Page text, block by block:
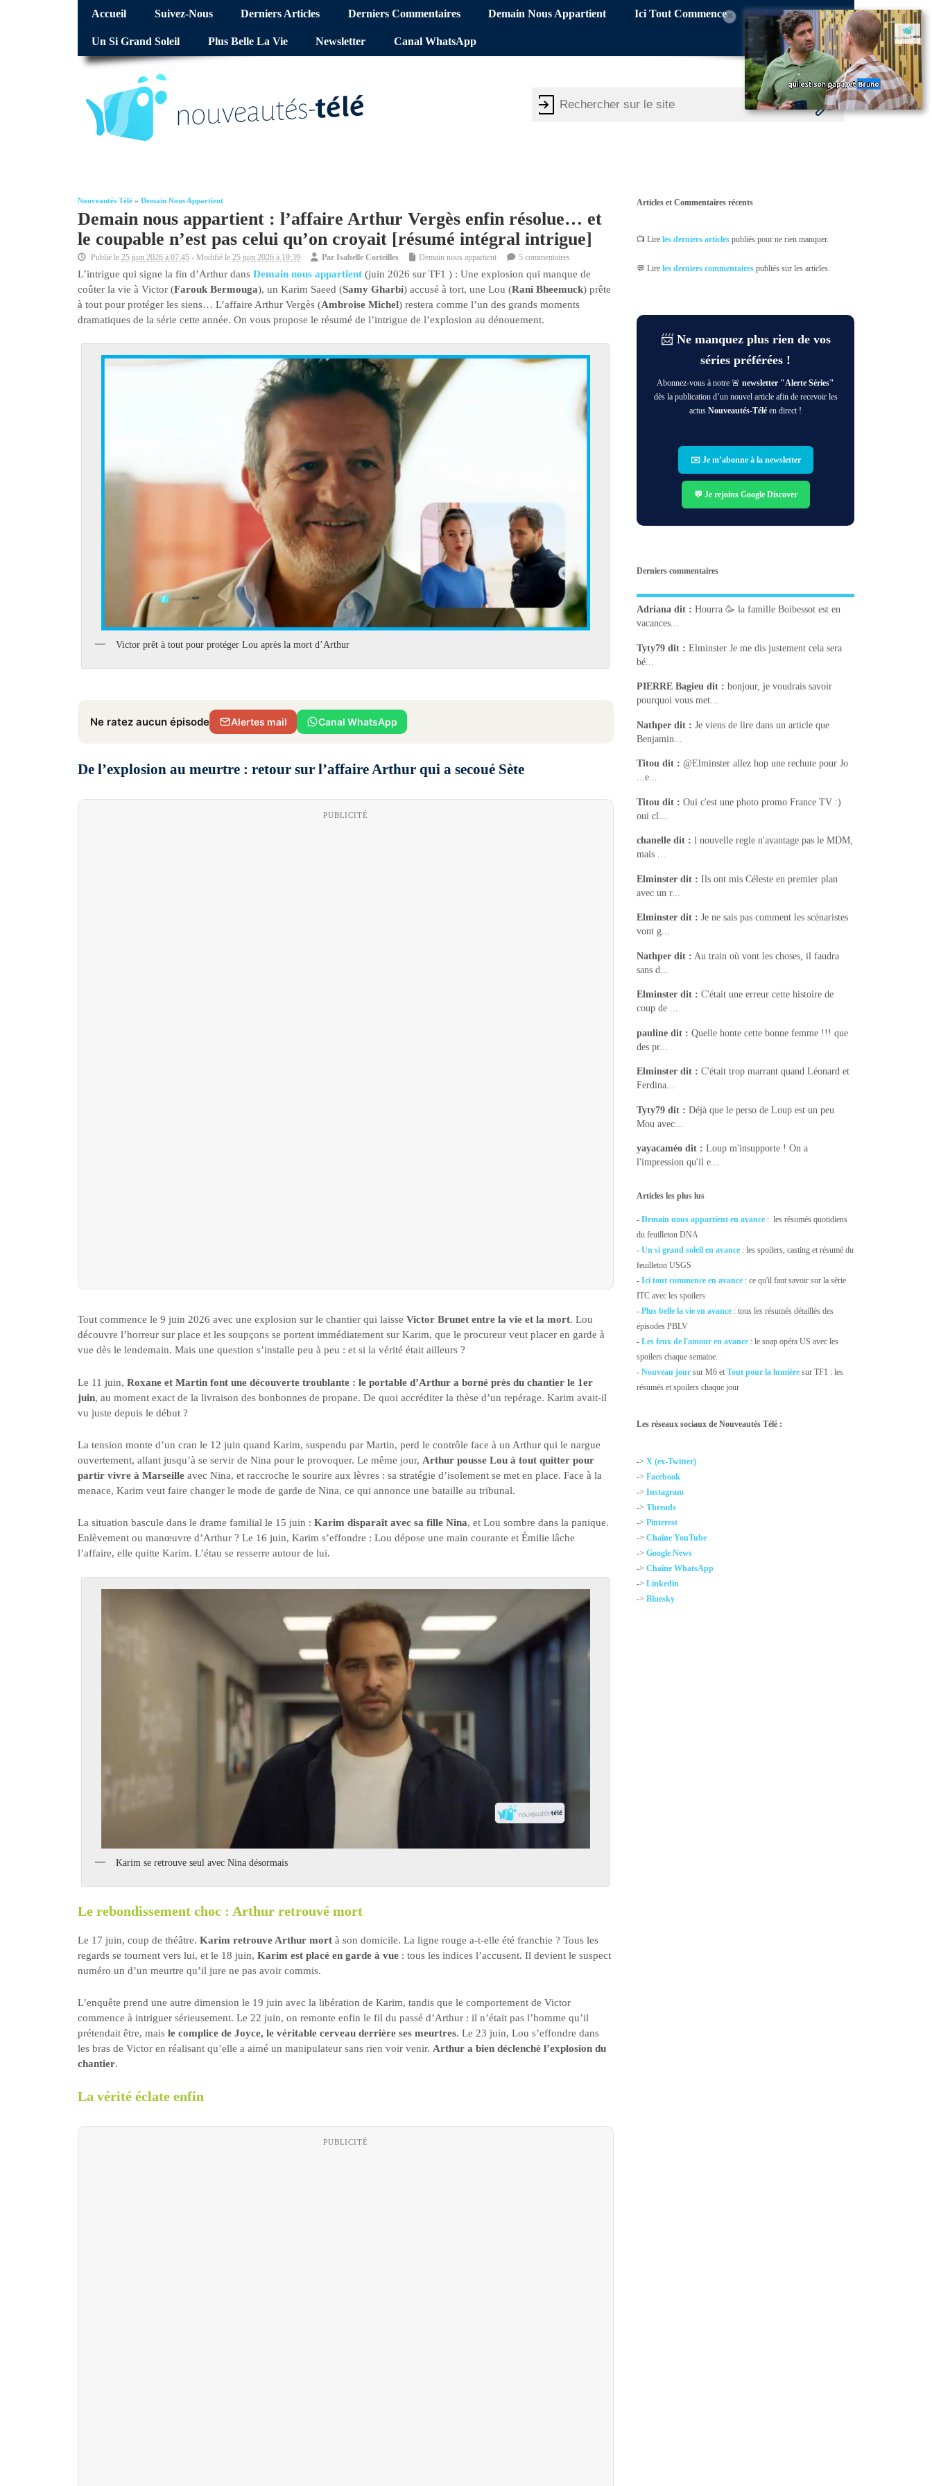
Accueil Suivez-Nous Derniers Articles Derniers Commentaires Demain Nous Appartient Ici Tout Commence
Un Si Grand Soleil Plus Belle La Vie Newsletter Canal WhatsApp
Nouveautés Télé » Demain Nous Appartient
Demain nous appartient : l’affaire Arthur Vergès enfin résolue… et
le coupable n’est pas celui qu’on croyait [résumé intégral intrigue]
Publié le 25 juin 2026 à 07:45 - Modifié le 25 juin 2026 à 19:39 Par Isabelle Corteilles Demain nous appartient 5 commentaires
L’intrigue qui signe la fin d’Arthur dans Demain nous appartient (juin 2026 sur TF1 ) : Une explosion qui manque de
coûter la vie à Victor (Farouk Bermouga), un Karim Saeed (Samy Gharbi) accusé à tort, une Lou (Rani Bheemuck) prête
à tout pour protéger les siens… L’affaire Arthur Vergès (Ambroise Michel) restera comme l’un des grands moments
dramatiques de la série cette année. On vous propose le résumé de l’intrigue de l’explosion au dénouement.
Victor prêt à tout pour protéger Lou après la mort d’Arthur
Ne ratez aucun épisode Alertes mail Canal WhatsApp
De l’explosion au meurtre : retour sur l’affaire Arthur qui a secoué Sète
PUBLICITÉ
Tout commence le 9 juin 2026 avec une explosion sur le chantier qui laisse Victor Brunet entre la vie et la mort. Lou
découvre l’horreur sur place et les soupçons se portent immédiatement sur Karim, que le procureur veut placer en garde à
vue dès le lendemain. Mais une question s’installe peu à peu : et si la vérité était ailleurs ?
Le 11 juin, Roxane et Martin font une découverte troublante : le portable d’Arthur a borné près du chantier le 1er
juin, au moment exact de la livraison des bonbonnes de propane. De quoi accréditer la thèse d’un repérage. Karim avait-il
vu juste depuis le début ?
La tension monte d’un cran le 12 juin quand Karim, suspendu par Martin, perd le contrôle face à un Arthur qui le nargue
ouvertement, allant jusqu’à se servir de Nina pour le provoquer. Le même jour, Arthur pousse Lou à tout quitter pour
partir vivre à Marseille avec Nina, et raccroche le sourire aux lèvres : sa stratégie d’isolement se met en place. Face à la
menace, Karim veut faire changer le mode de garde de Nina, ce qui annonce une bataille au tribunal.
La situation bascule dans le drame familial le 15 juin : Karim disparaît avec sa fille Nina, et Lou sombre dans la panique.
Enlèvement ou manœuvre d’Arthur ? Le 16 juin, Karim s’effondre : Lou dépose une main courante et Émilie lâche
l’affaire, elle quitte Karim. L’étau se resserre autour de lui.
Karim se retrouve seul avec Nina désormais
Le rebondissement choc : Arthur retrouvé mort
Le 17 juin, coup de théâtre. Karim retrouve Arthur mort à son domicile. La ligne rouge a-t-elle été franchie ? Tous les
regards se tournent vers lui, et le 18 juin, Karim est placé en garde à vue : tous les indices l’accusent. Il devient le suspect
numéro un d’un meurtre qu’il jure ne pas avoir commis.
L’enquête prend une autre dimension le 19 juin avec la libération de Karim, tandis que le comportement de Victor
commence à intriguer sérieusement. Le 22 juin, on remonte enfin le fil du passé d’Arthur : il n’était pas l’homme qu’il
prétendait être, mais le complice de Joyce, le véritable cerveau derrière ses meurtres. Le 23 juin, Lou s’effondre dans
les bras de Victor en réalisant qu’elle a aimé un manipulateur sans rien voir venir. Arthur a bien déclenché l’explosion du
chantier.
La vérité éclate enfin
PUBLICITÉ
×
Articles et Commentaires récents
📺 Lireles derniers articles publiés pour ne rien manquer.
💬 Lireles derniers commentaires publiés sur les articles.
📨 Ne manquez plus rien de vos
séries préférées !
Abonnez-vous à notre 🚨newsletter "Alerte Séries"
dès la publication d’un nouvel article afin de recevoir les
actusNouveautés-Télé en direct !
✉️ Je m’abonne à la newsletter
💬 Je rejoins Google Discover
Derniers commentaires
Adriana dit : Hourra 🥳 la famille Boibessot est en
vacances...
Tyty79 dit : Elminster Je me dis justement cela sera
bé...
PIERRE Bagieu dit : bonjour, je voudrais savoir
pourquoi vous met...
Nathper dit : Je viens de lire dans un article que
Benjamin...
Titou dit : @Elminster allez hop une rechute pour Jo
...e...
Titou dit : Oui c'est une photo promo France TV :)
oui cl...
chanelle dit : l nouvelle regle n'avantage pas le MDM,
mais ...
Elminster dit : Ils ont mis Céleste en premier plan
avec un r...
Elminster dit : Je ne sais pas comment les scénaristes
vont g...
Nathper dit : Au train où vont les choses, il faudra
sans d...
Elminster dit : C'était une erreur cette histoire de
coup de ...
pauline dit : Quelle honte cette bonne femme !!! que
des pr...
Elminster dit : C'était trop marrant quand Léonard et
Ferdina...
Tyty79 dit : Déjà que le perso de Loup est un peu
Mou avec...
yayacaméo dit : Loup m'insupporte ! On a
l'impression qu'il e...
Articles les plus lus
-Demain nous appartient en avance : les résumés quotidiens
du feuilleton DNA
-Un si grand soleil en avance : les spoilers, casting et résumé du
feuilleton USGS
-Ici tout commence en avance : ce qu'il faut savoir sur la série
ITC avec les spoilers
- Plus belle la vie en avance : tous les résumés détaillés des
épisodes PBLV
-Les feux de l'amour en avance : le soap opéra US avec les
spoilers chaque semaine.
-Nouveau jour sur M6 etTout pour la lumière sur TF1 : les
résumés et spoilers chaque jour
Les réseaux sociaux de Nouveautés Télé :
->X (ex-Twitter)
->Facebook
->Instagram
->Threads
->Pinterest
->Chaîne YouTube
->Google News
->Chaîne WhatsApp
->Linkedin
->Bluesky